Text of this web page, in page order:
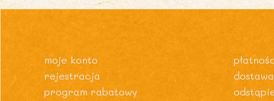
moje konto
rejestracja
program rabatowy
dostawa